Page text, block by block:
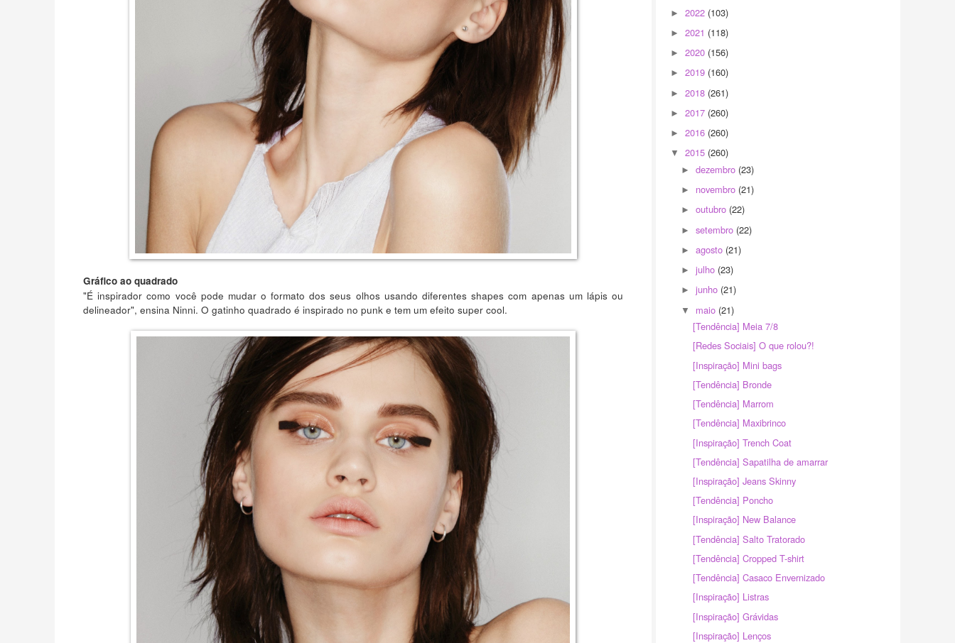
Gráfico ao quadrado
"É inspirador como você pode mudar o formato dos seus olhos usando diferentes shapes com apenas um lápis ou
delineador", ensina Ninni. O gatinho quadrado é inspirado no punk e tem um efeito super cool.
► 2022 (103)
► 2021 (118)
► 2020 (156)
► 2019 (160)
► 2018 (261)
► 2017 (260)
► 2016 (260)
▼ 2015 (260)
►dezembro (23)
► novembro (21)
►outubro (22)
►setembro (22)
►agosto (21)
►julho (23)
►junho (21)
▼ maio (21)
[Tendência] Meia 7/8
[Redes Sociais] O que rolou?!
[Inspiração] Mini bags
[Tendência] Bronde
[Tendência] Marrom
[Tendência] Maxibrinco
[Inspiração] Trench Coat
[Tendência] Sapatilha de amarrar
[Inspiração] Jeans Skinny
[Tendência] Poncho
[Inspiração] New Balance
[Tendência] Salto Tratorado
[Tendência] Cropped T-shirt
[Tendência] Casaco Envernizado
[Inspiração] Listras
[Inspiração] Grávidas
[Inspiração] Lenços